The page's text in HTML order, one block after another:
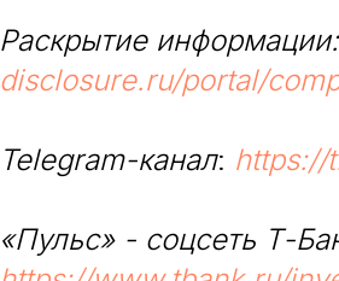
Раскрытие информации:
disclosure.ru/portal/
Telegram-канал: https://
«Пульс» - соцсеть Т-